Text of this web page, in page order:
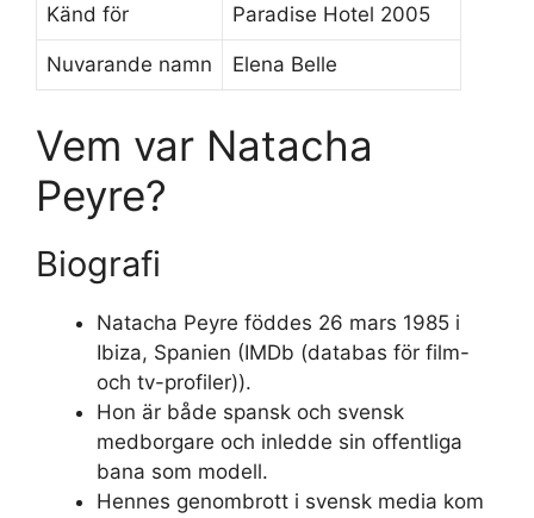
Känd för Paradise Hotel 2005
Nuvarande namn Elena Belle
Vem var Natacha
Peyre?
Biografi
Natacha Peyre föddes 26 mars 1985 i
Ibiza, Spanien (IMDb (databas för film-
och tv-profiler)).
Hon är både spansk och svensk
medborgare och inledde sin offentliga
bana som modell.
Hennes genombrott i svensk media kom